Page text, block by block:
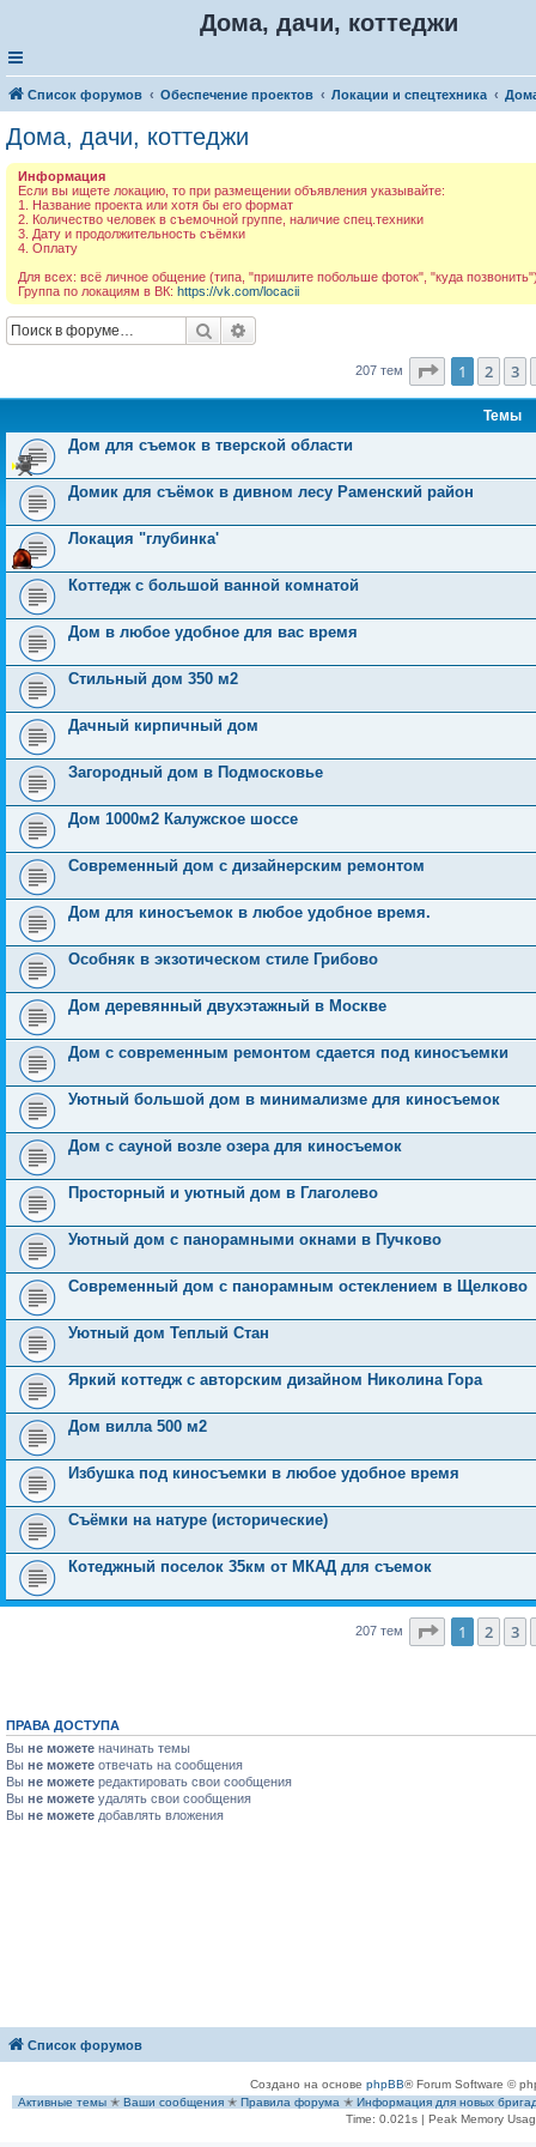
Дома, дачи, коттеджи
Список форумов Обеспечение проектов Локации и спецтехника
Дома, дачи, коттеджи
Информация
Если вы ищете локацию, то при размещении объявления указывайте:
1. Название проекта или хотя бы его формат
2. Количество человек в съемочной группе, наличие спец.техники
3. Дату и продолжительность съёмки
4. Оплату
Для всех: всё личное общение (типа, "пришлите побольше фоток", "куда
Группа по локациям в ВК: https://vk.com/locacii
Поиск
207 тем Страница
1 2 3
Темы
Дом для съемок в тверской области
Домик для съёмок в дивном лесу Раменский район
Локация "глубинка'
Коттедж с большой ванной комнатой
Дом в любое удобное для вас время
Стильный дом 350 м2
Дачный кирпичный дом
Загородный дом в Подмосковье
Дом 1000м2 Калужское шоссе
Современный дом с дизайнерским ремонтом
Дом для киносъемок в любое удобное время.
Особняк в экзотическом стиле Грибово
Дом деревянный двухэтажный в Москве
Дом c современным ремонтом сдается под киносъемки
Уютный большой дом в минимализме для киносъемок
Дом с сауной возле озера для киносъемок
Просторный и уютный дом в Глаголево
Уютный дом с панорамными окнами в Пучково
Современный дом с панорамным остеклением в Щелково
Уютный дом Теплый Стан
Яркий коттедж с авторским дизайном Николина Гора
Дом вилла 500 м2
Избушка под киносъемки в любое удобное время
Съёмки на натуре (исторические)
Котеджный поселок 35км от МКАД для съемок
207 тем Страница
1 2 3
ПРАВА ДОСТУПА
Вы не можете начинать темы
Вы не можете отвечать на сообщения
Вы не можете редактировать свои сообщения
Вы не можете удалять свои сообщения
Вы не можете добавлять вложения
Список форумов
Создано на основе phpBB® Forum Software ©
Активные темы ✭ Ваши сообщения ✭ Правила форума ✭ Информация для новых
Time: 0.021s| Peak Memory